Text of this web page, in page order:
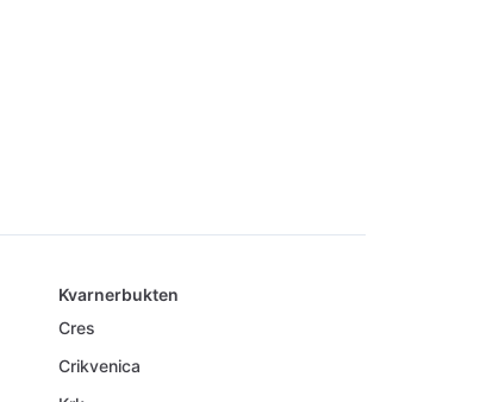
Kvarnerbukten
Cres
Crikvenica